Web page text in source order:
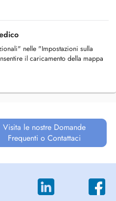
nelle "Impostazioni sulla
il caricamento della mappa
Visita le nostre Domande
Frequenti o Contattaci